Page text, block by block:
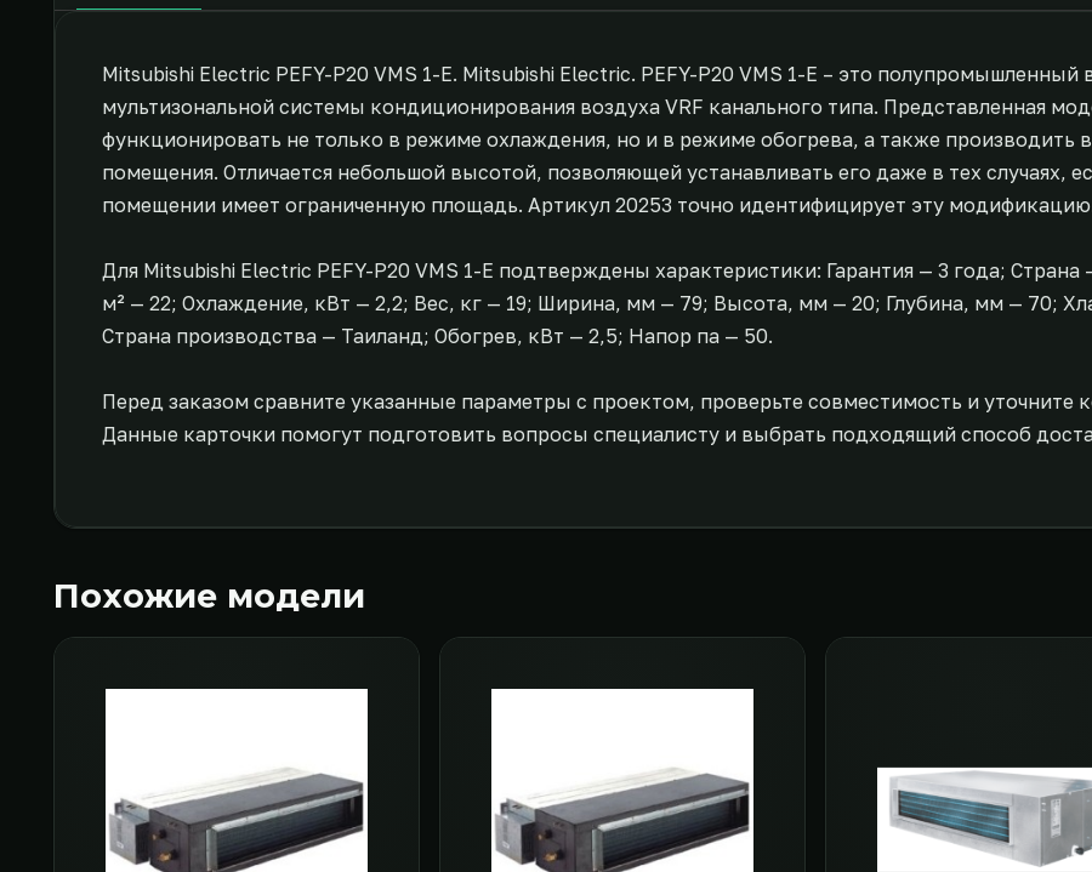
Mitsubishi Electric PEFY-P20 VMS 1-E. Mitsubishi Electric. PEFY-P20 VMS 1-E – это полупромышленный
мультизональной системы кондиционирования воздуха VRF канального типа. Представленная
функционировать не только в режиме охлаждения, но и в режиме обогрева, а также производить
помещения. Отличается небольшой высотой, позволяющей устанавливать его даже в тех случаях,
помещении имеет ограниченную площадь. Артикул 20253 точно идентифицирует эту
Для Mitsubishi Electric PEFY-P20 VMS 1-E подтверждены характеристики: Гарантия — 3 года;
м² — 22; Охлаждение, кВт — 2,2; Вес, кг — 19; Ширина, мм — 79; Высота, мм — 20; Глубина, мм — 70;
Страна производства — Таиланд; Обогрев, кВт — 2,5; Напор па — 50.
Перед заказом сравните указанные параметры с проектом, проверьте совместимость и уточните
Данные карточки помогут подготовить вопросы специалисту и выбрать подходящий способ
Похожие модели